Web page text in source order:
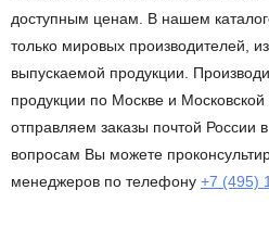
доступным ценам. В нашем
только мировых производителей,
выпускаемой продукции.
продукции по Москве и Московской
отправляем заказы почтой России
вопросам Вы можете
менеджеров по телефону +7 (495)